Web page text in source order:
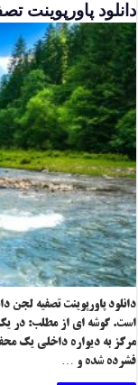
دانلود پاورپوینت
است. گوشه ای از مطلب: در یک
مرکز به دیواره داخلی یک
فشرده شده و …